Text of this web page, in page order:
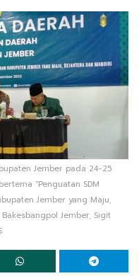
Jember pada 24-25
"Penguatan SDM
Jember yang Maju,
Jember, Sigit